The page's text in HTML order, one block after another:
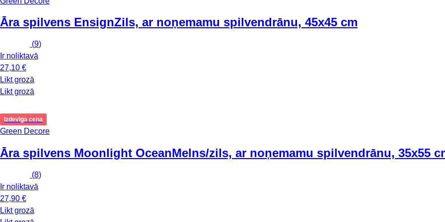
Āra spilvens EnsignZils, ar noņemamu spilvendrānu, 45x45 cm
(9)
Ir noliktavā
27,10 €
Likt grozā
Likt grozā
Izdevīga cena
Green Decore
Āra spilvens Moonlight OceanMelns/zils, ar noņemamu spilvendrānu, 35x55
(8)
Ir noliktavā
27,90 €
Likt grozā